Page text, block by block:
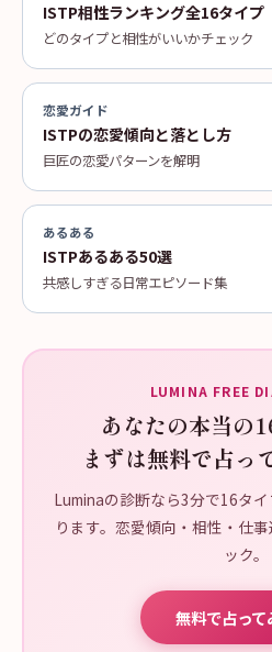
ISTP相性ランキング全16タイプ
どのタイプと相性がいいかチェック
恋愛ガイド
ISTPの恋愛傾向と落とし方
巨匠の恋愛パターンを解明
あるある
ISTPあるある50選
共感しすぎる日常エピソード集
LUMINA FREE
あなたの本当の
まずは無料で占っ
Luminaの診断なら3分で16タ
ります。恋愛傾向・相性・仕
ック。
無料で占っ